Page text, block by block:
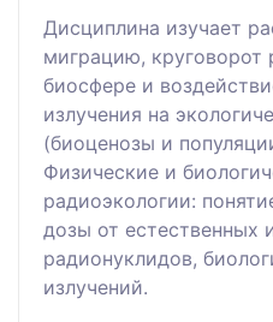
Дисциплина изучает
миграцию, круговорот
биосфере и
излучения на
(биоценозы и
Физические и
радиоэкологии:
дозы от естественных
радионуклидов,
излучений.